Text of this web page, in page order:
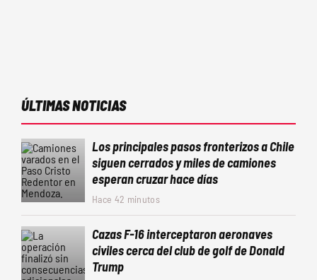
ÚLTIMAS NOTICIAS
Los principales pasos fronterizos a Chile
siguen cerrados y miles de camiones
esperan cruzar hace días
Hace 42 minutos
Cazas F-16 interceptaron aeronaves
civiles cerca del club de golf de Donald
Trump